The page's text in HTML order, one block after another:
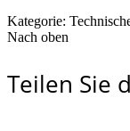
Kategorie:
Nach oben
Teilen Sie